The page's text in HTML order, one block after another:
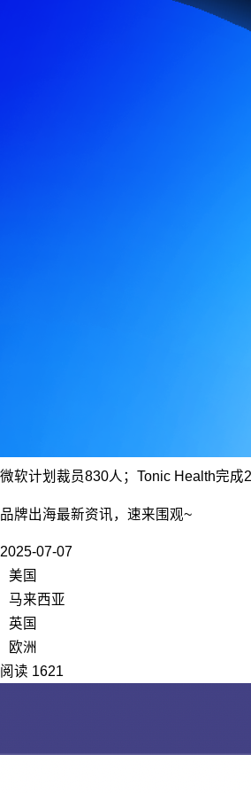
微软计划裁员830人；Tonic Health完成
品牌出海最新资讯，速来围观~
2025-07-07
美国
马来西亚
英国
欧洲
阅读 1621